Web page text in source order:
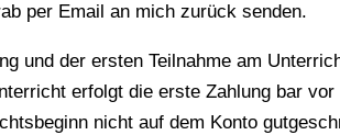
per Email an mich zurück senden.
und der ersten Teilnahme am
erfolgt die erste Zahlung bar
nicht auf dem Konto